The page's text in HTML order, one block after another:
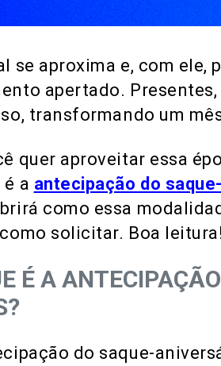
se aproxima e, com ele,
apertado.
transformando um
quer aproveitar essa
a antecipação do
como essa
solicitar. Boa leitura!
É A
do saque-